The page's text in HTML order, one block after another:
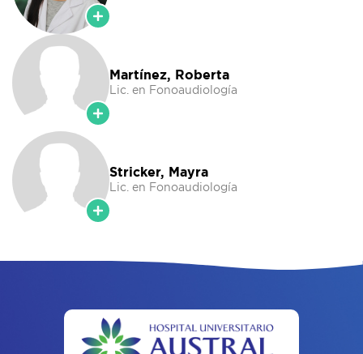
Martínez, Roberta
Lic. en Fonoaudiología
Stricker, Mayra
Lic. en Fonoaudiología